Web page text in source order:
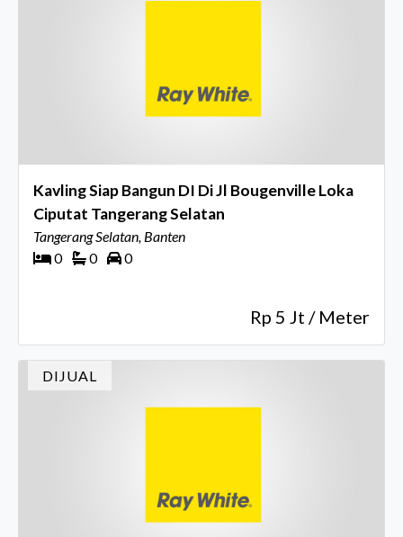
Kavling Siap Bangun DI Di Jl Bougenville Loka
Ciputat Tangerang Selatan
Tangerang Selatan, Banten
0
0 0
Rp 5 Jt / Meter
DIJUAL